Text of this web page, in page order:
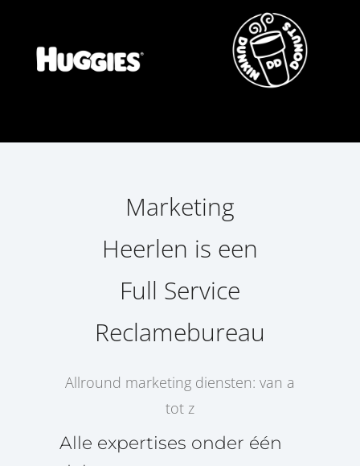
Marketing
Heerlen is een
Full Service
Reclamebureau
Allround marketing diensten: van a
tot z
Alle expertises onder één